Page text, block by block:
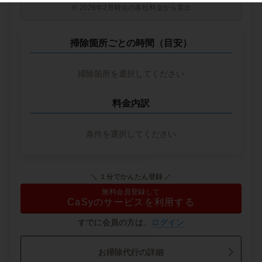
※ 2026年2月時点の各社料金から算出
掃除箇所ごとの時間（目安）
掃除箇所を選択してください
料金内訳
条件を選択してください
＼ １分でかんたん登録 ／
無料会員登録して
CaSyのサービスを利用する
すでに会員の方は、 ログイン
お掃除代行の詳細